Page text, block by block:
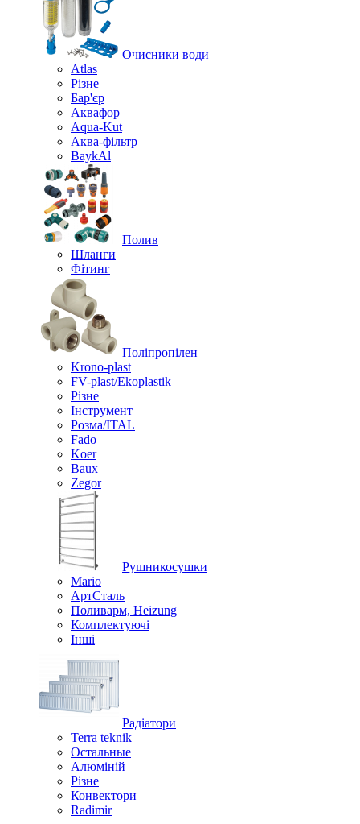
Очисники води
Atlas
Різне
Бар'єр
Аквафор
Aqua-Kut
Аква-фільтр
BaykAl
Полив
Шланги
Фітинг
Поліпропілен
Krono-plast
FV-plast/Ekoplastik
Різне
Інструмент
Розма/ITAL
Fado
Koer
Baux
Zegor
Рушникосушки
Mario
АртСталь
Поливарм, Heizung
Комплектуючі
Інші
Радіатори
Terra teknik
Остальные
Алюміній
Різне
Конвектори
Radimir